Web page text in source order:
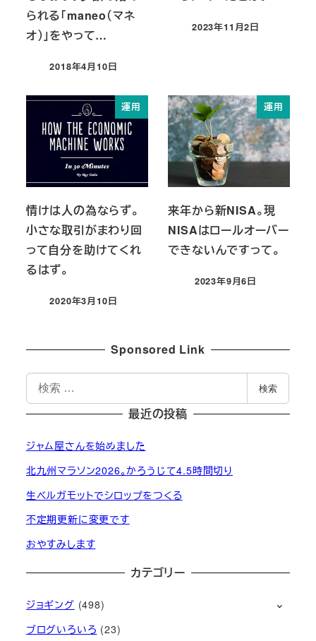
られる「maneo（マネ
オ）」をやって…
投稿日
2018年4月10日
投稿日
2023年11月2日
運用
情けは人の為ならず。
小さな取引がまわり回
って自分を助けてくれ
るはず。
投稿日
2020年3月10日
運用
来年から新NISA。現
NISAはロールオーバー
できないんですって。
投稿日
2023年9月6日
Sponsored Link
索
検索
最近の投稿
ジャム屋さんを始めました
北九州マラソン2026。かろうじて4.5時間切り
生ベルガモットでシロップをつくる
不定期更新に変更です
おやすみします
カテゴリー
ジョギング (498)
ブログいろいろ (23)